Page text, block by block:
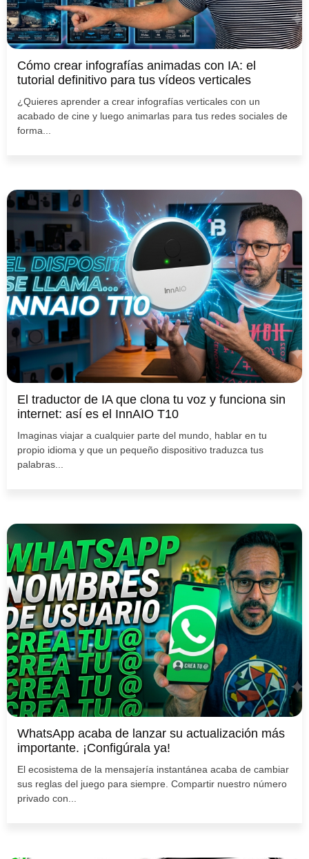
Cómo crear infografías animadas con IA: el
tutorial definitivo para tus vídeos verticales
¿Quieres aprender a crear infografías verticales con un
acabado de cine y luego animarlas para tus redes sociales de
forma...
El traductor de IA que clona tu voz y funciona sin
internet: así es el InnAIO T10
Imaginas viajar a cualquier parte del mundo, hablar en tu
propio idioma y que un pequeño dispositivo traduzca tus
palabras...
WhatsApp acaba de lanzar su actualización más
importante. ¡Configúrala ya!
El ecosistema de la mensajería instantánea acaba de cambiar
sus reglas del juego para siempre. Compartir nuestro número
privado con...